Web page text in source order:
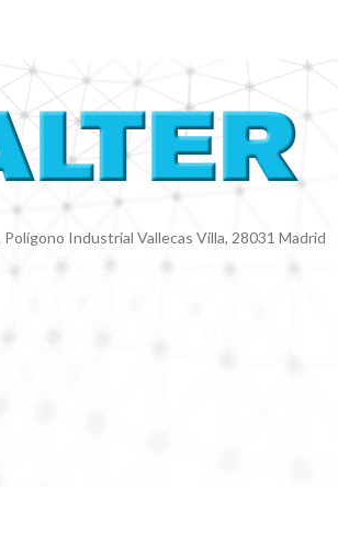
Polígono Industrial Vallecas Villa, 28031 Madrid